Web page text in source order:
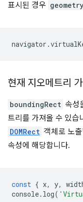
표시된 경우
navigator .
현재 지오메트리 가
boundingRect 속성
트리를 가져올 수 있습
DOMRect 객체로 노
속성에 해당합니다.
const { x, y,
console. log(